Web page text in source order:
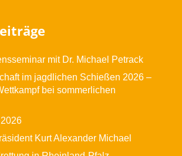
mit Dr. Michael Petrack
im jagdlichen Schießen 2026 –
bei sommerlichen
Kurt Alexander Michael